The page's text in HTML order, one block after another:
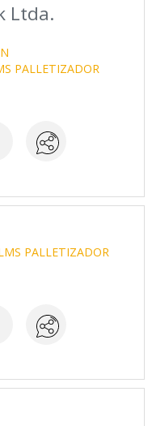
Ltda.
PALLETIZADOR
PALLETIZADOR